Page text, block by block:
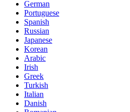
German
Portuguese
Spanish
Russian
Japanese
Korean
Arabic
Irish
Greek
Turkish
Italian
Danish